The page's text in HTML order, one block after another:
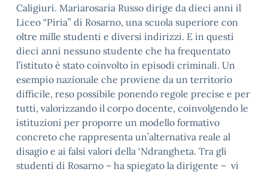
Caligiuri. Mariarosaria Russo dirige da dieci anni il
Liceo “Piria” di Rosarno, una scuola superiore con
oltre mille studenti e diversi indirizzi. E in questi
dieci anni nessuno studente che ha frequentato
l’istituto è stato coinvolto in episodi criminali. Un
esempio nazionale che proviene da un territorio
difficile, reso possibile ponendo regole precise e per
tutti, valorizzando il corpo docente, coinvolgendo le
istituzioni per proporre un modello formativo
concreto che rappresenta un’alternativa reale al
disagio e ai falsi valori della ‘Ndrangheta. Tra gli
studenti di Rosarno – ha spiegato la dirigente – vi